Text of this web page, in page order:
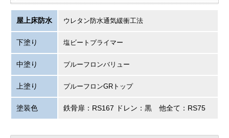
屋上床防水 ウレタン防水通気緩衝工法
下塗り 塩ビートプライマー
中塗り プルーフロンバリュー
上塗り プルーフロンGRトップ
塗装色 鉄骨扉：RS167 ドレン：黒 他全て：RS75